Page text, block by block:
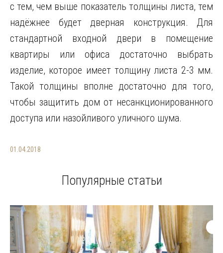
с тем, чем выше показатель толщины листа, тем
надёжнее будет дверная конструкция. Для
стандартной входной двери в помещение
квартиры или офиса достаточно выбрать
изделие, которое имеет толщину листа 2-3 мм.
Такой толщины вполне достаточно для того,
чтобы защитить дом от несанкционированного
доступа или назойливого уличного шума.
01.04.2018
Популярные статьи